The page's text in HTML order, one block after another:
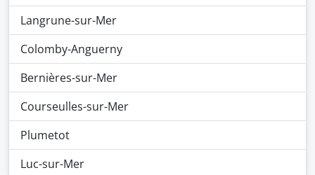
Langrune-sur-Mer
Colomby-Anguerny
Bernières-sur-Mer
Courseulles-sur-Mer
Plumetot
Luc-sur-Mer